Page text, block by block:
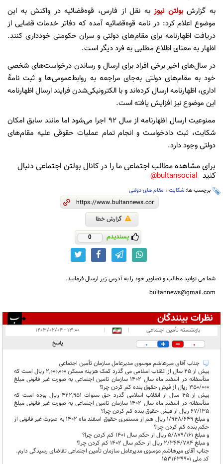
به گزارشبولتن نیوز به نقل از فارس، قوه‌قضائیه در واکنش به این
موضوع اعلام کرد: در نامه قوه‌قضائیه آمده که دفاتر خدمات قضایی از
دریافت اظهارنامه برای مقام‌های دولتی و سران حکومتی خودداری کنند.
اظهار به معنای اطلاع مطلبی به فرد دیگر است.
در سال‌های اخیر برخی افراد برای ارسال و رساندن درخواست‌های شخصی
خود به مقام‌های دولتی به‌جای مراجعه به روابط‌عمومی‌ها و ثبت نامۀ
اداری، اظهارنامه ارسال کرده‌اند و با الکترونیکی‌شدن فرایند ارسال اظهارنامه
این موضوع نیز افزایش یافته است.
ممنوعیت ارسال اظهارنامه از سال ۹۲ اجرا می‌شود اما مانند سابق امکان
شکایت، ثبت دادخواست و انجام تمام عملیات حقوقی علیه مقام‌های
دولتی وجود دارد.
برای مشاهده مطالب اجتماعی ما را در کانال بولتن اجتماعی دنبال
کنید bultansocial@
برچسب ها: شکایت ، مقام های دولتی
گزارش خطا
پسندیدم 0
شما می توانید مطالب و تصاویر خود را به آدرس زیر ارسال فرمایید.
bultannews@gmail.com
نظرات بینندگان
انتشار یافته:۱
در انتظار بررسی:
بازنشسته تأمین اجتماعی |
|
۱۳:۰۰ - ۱۴۰۳/۰۲/۰۴
0
0 پاسخ
جناب آقای میرهاشم موسوی مدیرعامل سازمان تأمین اجتماعی
بیش از 45 سال از انقلاب اسلامی می گذرد کمک هزينه مسکن 2,000,000 ریال است که
متأسفانه در اسفند ماه سال 1402 سازمان تامین اجتماعی به صورت غیر قانونی مبلغ
350/000 ریال از فیش حقوق بنده کم کردن چرا؟
بیش از 45 سال از انقلاب اسلامی گذرد حق سنوات 422,951 ریال بوده است که
متأسفانه در اسفند ماه سال 1402 سازمان تامین اجتماعی به صورت غیر قانونی مبلغ
67/135 ریال از فیش حقوق بنده کم کردن چرا؟
و مبلغ 1/948/649 ریال هم از مستمری حقوق اسفند ماه 1402 به صورت غیر قانونی از
حکم بنده کم کردن چرا؟
و مبلغ 5/879/161 ریال از حکم سال 1401 کم کردن چرا؟
و مبلغ 2/364/784 ریال از حکم سال 1402 کم کردن چرا؟
جناب آقای میرهاشم موسوی مدیرعامل سازمان تأمین اجتماعی تقاضای رسیدگی دارم.
کد ملی 1531439901